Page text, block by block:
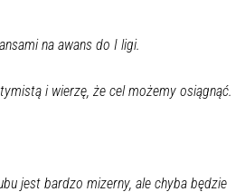
na awans do I ligi.
i wierzę, że cel możemy osiągnąć.
jest bardzo mizerny, ale chyba będzie